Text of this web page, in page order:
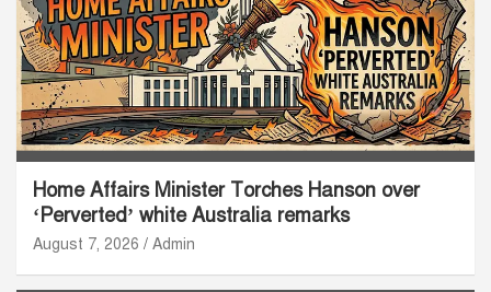
Home Affairs Minister Torches Hanson over
‘Perverted’ white Australia remarks
August 7, 2026 Admin